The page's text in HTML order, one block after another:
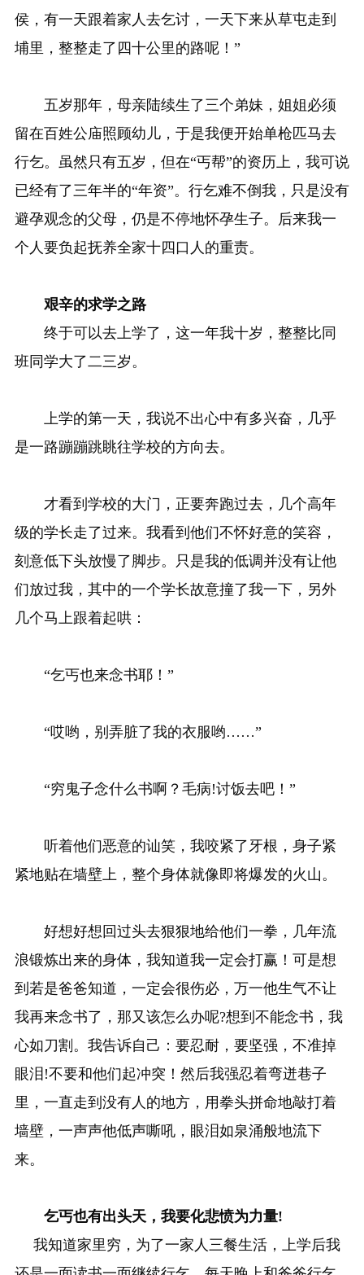
侯，有一天跟着家人去乞讨，一天下来从草屯走到
埔里，整整走了四十公里的路呢！”
五岁那年，母亲陆续生了三个弟妹，姐姐必须
留在百姓公庙照顾幼儿，于是我便开始单枪匹马去
行乞。虽然只有五岁，但在“丐帮”的资历上，我可说
已经有了三年半的“年资”。行乞难不倒我，只是没有
避孕观念的父母，仍是不停地怀孕生子。后来我一
个人要负起抚养全家十四口人的重责。
艰辛的求学之路
终于可以去上学了，这一年我十岁，整整比同
班同学大了二三岁。
上学的第一天，我说不出心中有多兴奋，几乎
是一路蹦蹦跳眺往学校的方向去。
才看到学校的大门，正要奔跑过去，几个高年
级的学长走了过来。我看到他们不怀好意的笑容，
刻意低下头放慢了脚步。只是我的低调并没有让他
们放过我，其中的一个学长故意撞了我一下，另外
几个马上跟着起哄：
“乞丐也来念书耶！”
“哎哟，别弄脏了我的衣服哟……”
“穷鬼子念什么书啊？毛病!讨饭去吧！”
听着他们恶意的讪笑，我咬紧了牙根，身子紧
紧地贴在墙壁上，整个身体就像即将爆发的火山。
好想好想回过头去狠狠地给他们一拳，几年流
浪锻炼出来的身体，我知道我一定会打赢！可是想
到若是爸爸知道，一定会很伤必，万一他生气不让
我再来念书了，那又该怎么办呢?想到不能念书，我
心如刀割。我告诉自己：要忍耐，要坚强，不准掉
眼泪!不要和他们起冲突！然后我强忍着弯迸巷子
里，一直走到没有人的地方，用拳头拼命地敲打着
墙壁，一声声他低声嘶吼，眼泪如泉涌般地流下
来。
乞丐也有出头天，我要化悲愤为力量!
我知道家里穷，为了一家人三餐生活，上学后我